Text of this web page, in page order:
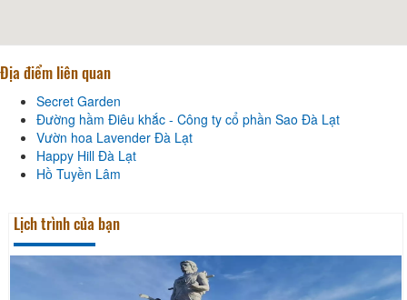
Địa điểm liên quan
Secret Garden
Đường hầm Điêu khắc - Công ty cổ phần Sao Đà Lạt
Vườn hoa Lavender Đà Lạt
Happy Hill Đà Lạt
Hồ Tuyền Lâm
Lịch trình của bạn